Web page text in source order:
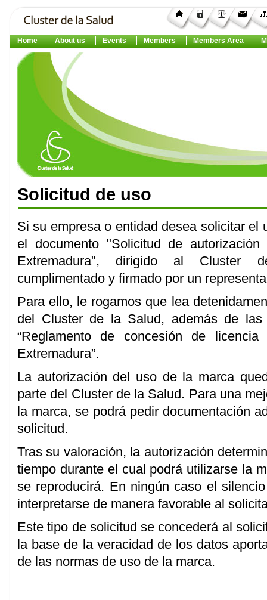
Home About us Events Members Members Area
Solicitud de uso
Si su empresa o entidad desea solicitar el
el documento "Solicitud de
Extremadura", dirigido al Cluster
cumplimentado y firmado por un
Para ello, le rogamos que lea
del Cluster de la Salud, además de
“Reglamento de concesión de
Extremadura”.
La autorización del uso de la marca
parte del Cluster de la Salud. Para una
la marca, se podrá pedir documentación
solicitud.
Tras su valoración, la autorización
tiempo durante el cual podrá utilizarse la
se reproducirá. En ningún caso el
interpretarse de manera favorable al
Este tipo de solicitud se concederá al
la base de la veracidad de los datos
de las normas de uso de la marca.